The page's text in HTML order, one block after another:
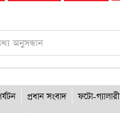
প্রধান সংবাদ ফটো-গ্যালারী